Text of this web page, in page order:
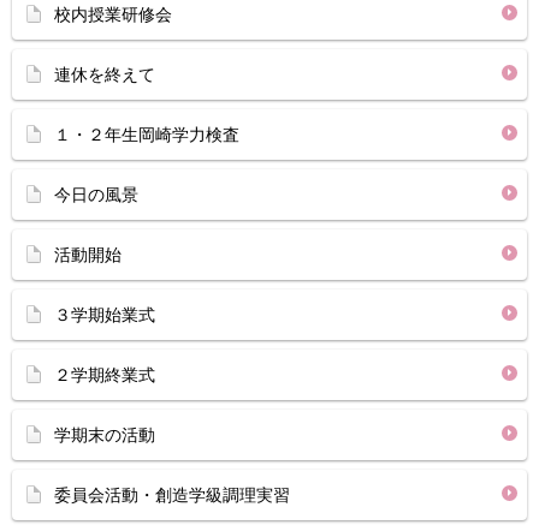
校内授業研修会
連休を終えて
１・２年生岡崎学力検査
今日の風景
活動開始
３学期始業式
２学期終業式
学期末の活動
委員会活動・創造学級調理実習